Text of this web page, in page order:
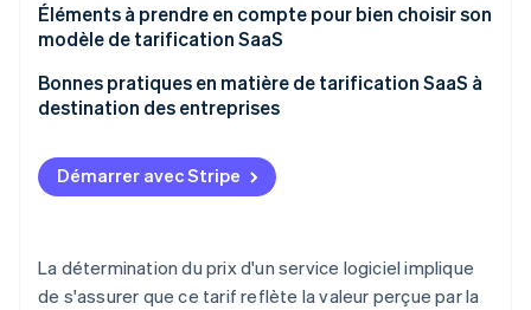
Découvrez comment Stripe construit l’infrastructure
Regarder la vidéo
Éléments à prendre en compte pour bien choisir son
modèle de tarification SaaS
Bonnes pratiques en matière de tarification SaaS à
destination des entreprises
Démarrer avec Stripe
La détermination du prix d'un service logiciel implique
de s'assurer que ce tarif reflète la valeur perçue par la